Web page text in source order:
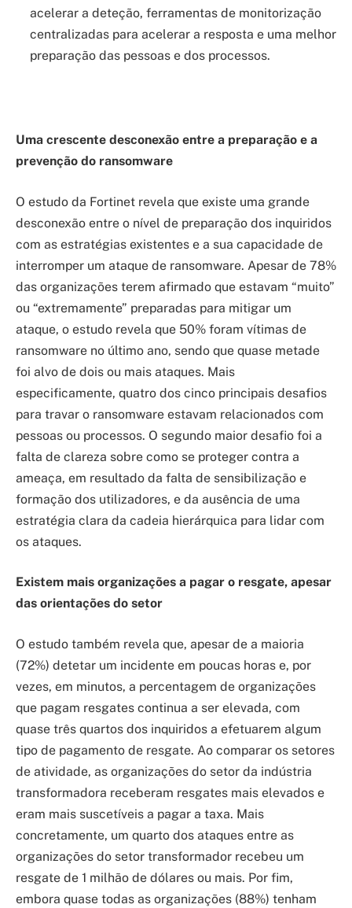
acelerar a deteção, ferramentas de monitorização
centralizadas para acelerar a resposta e uma melhor
preparação das pessoas e dos processos.
Uma crescente desconexão entre a preparação e a
prevenção do ransomware
O estudo da Fortinet revela que existe uma grande
desconexão entre o nível de preparação dos inquiridos
com as estratégias existentes e a sua capacidade de
interromper um ataque de ransomware. Apesar de 78%
das organizações terem afirmado que estavam “muito”
ou “extremamente” preparadas para mitigar um
ataque, o estudo revela que 50% foram vítimas de
ransomware no último ano, sendo que quase metade
foi alvo de dois ou mais ataques. Mais
especificamente, quatro dos cinco principais desafios
para travar o ransomware estavam relacionados com
pessoas ou processos. O segundo maior desafio foi a
falta de clareza sobre como se proteger contra a
ameaça, em resultado da falta de sensibilização e
formação dos utilizadores, e da ausência de uma
estratégia clara da cadeia hierárquica para lidar com
os ataques.
Existem mais organizações a pagar o resgate, apesar
das orientações do setor
O estudo também revela que, apesar de a maioria
(72%) detetar um incidente em poucas horas e, por
vezes, em minutos, a percentagem de organizações
que pagam resgates continua a ser elevada, com
quase três quartos dos inquiridos a efetuarem algum
tipo de pagamento de resgate. Ao comparar os setores
de atividade, as organizações do setor da indústria
transformadora receberam resgates mais elevados e
eram mais suscetíveis a pagar a taxa. Mais
concretamente, um quarto dos ataques entre as
organizações do setor transformador recebeu um
resgate de 1 milhão de dólares ou mais. Por fim,
embora quase todas as organizações (88%) tenham